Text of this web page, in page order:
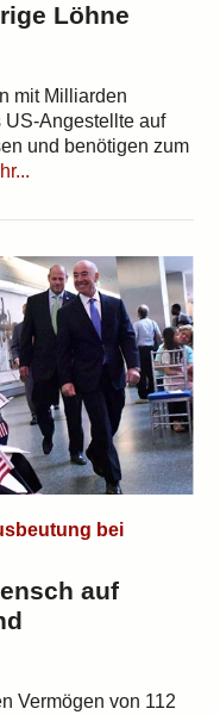
Löhne
mit Milliarden
US-Angestellte auf
und benötigen zum
bei
auf
Vermögen von 112